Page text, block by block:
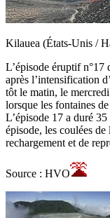
Kilauea (États-Unis /
L’épisode éruptif n°17
après l’intensification
tôt le matin, le
lorsque les fontaines
L’épisode 17 a duré
épisode, les coulées
rechargement et de
Source : HVO